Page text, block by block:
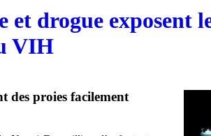
et drogue exposent
VIH
des proies facilement